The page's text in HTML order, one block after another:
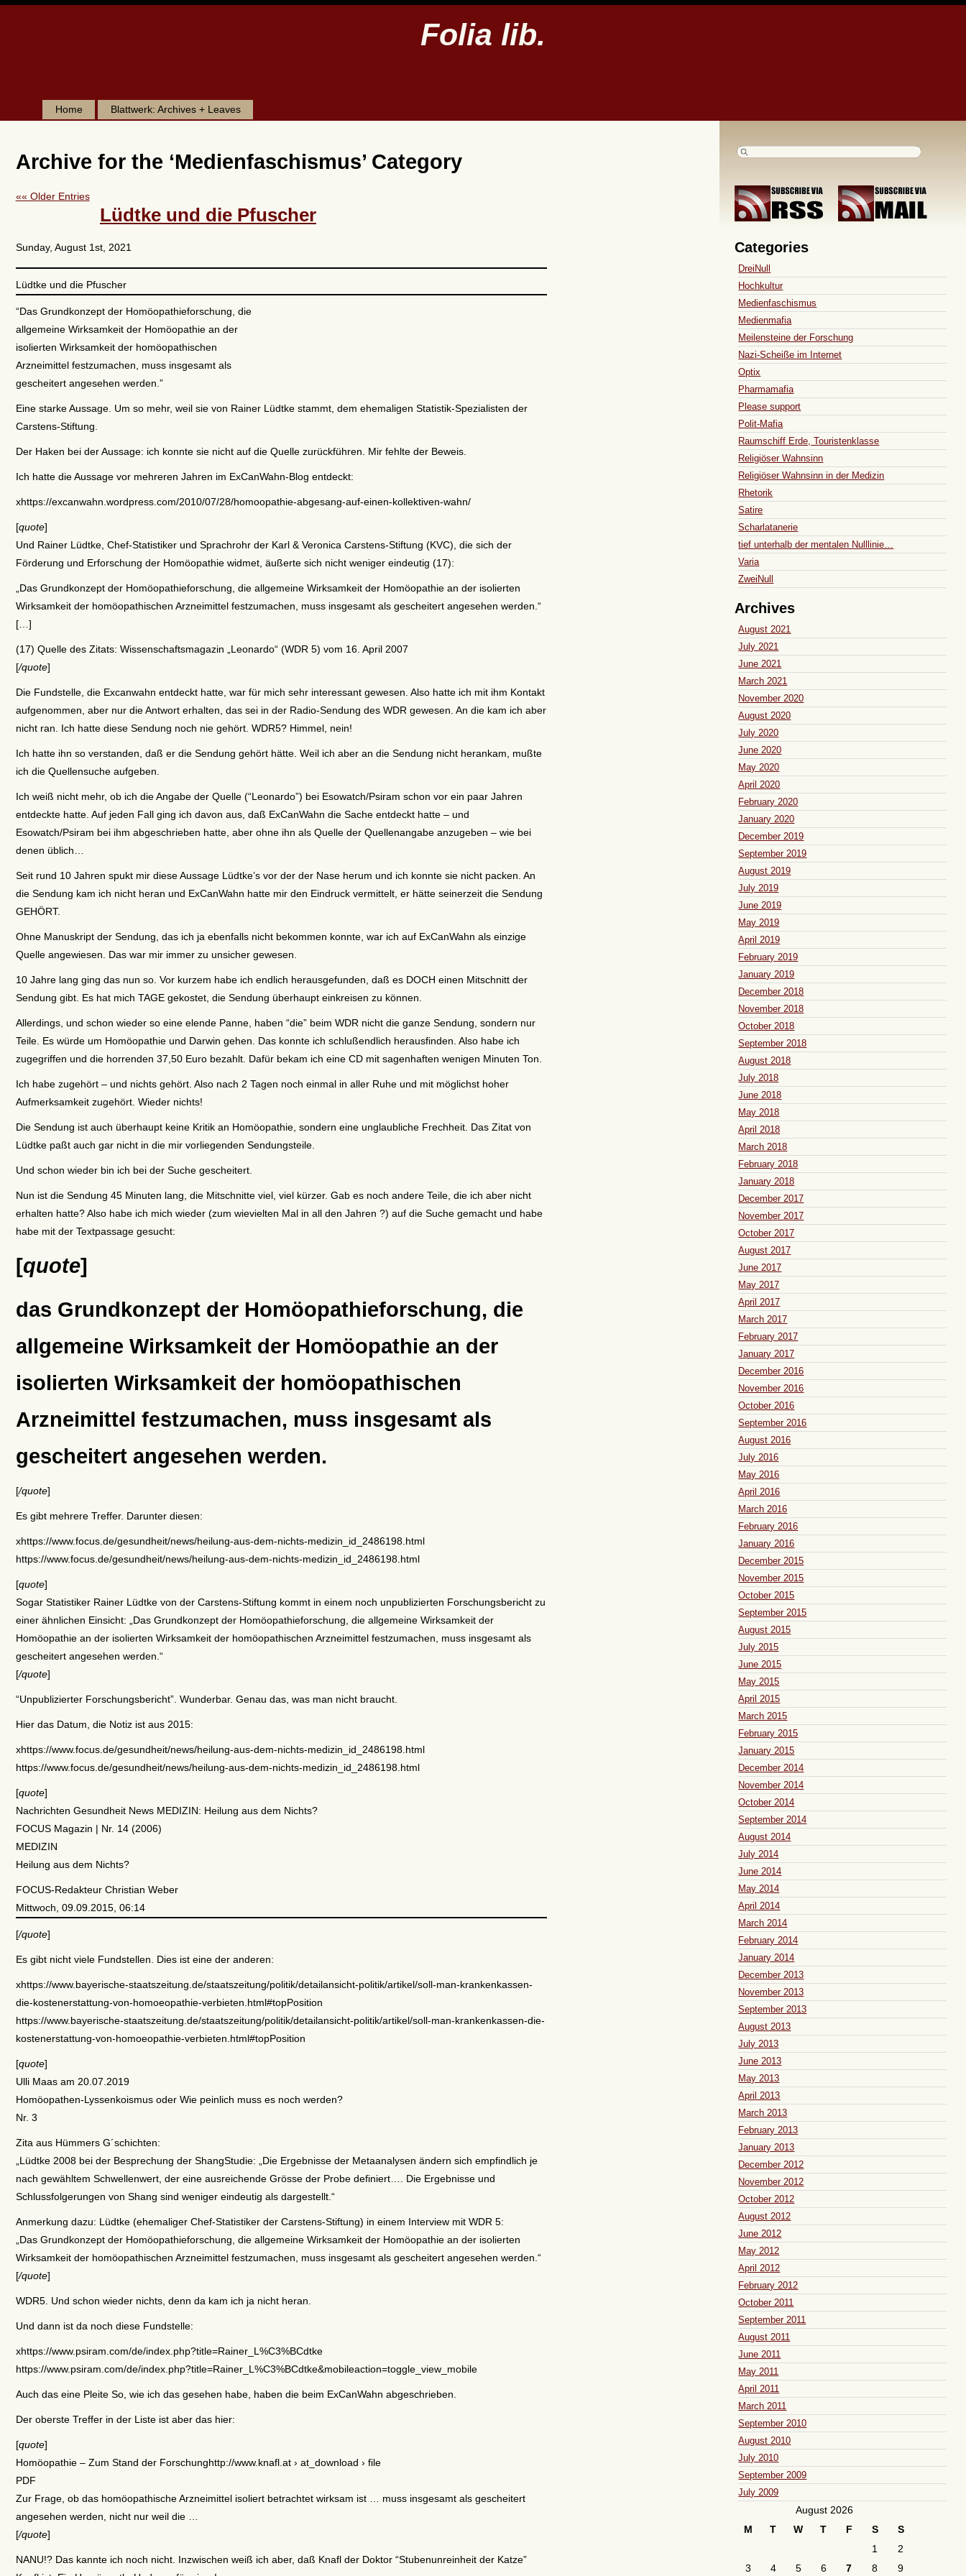
Folia lib.
Home Blattwerk: Archives + Leaves
Archive for the ‘Medienfaschismus’ Category
«« Older Entries
Lüdtke und die Pfuscher
Sunday, August 1st, 2021
Lüdtke und die Pfuscher
“Das Grundkonzept der Homöopathieforschung, die
allgemeine Wirksamkeit der Homöopathie an der
isolierten Wirksamkeit der homöopathischen
Arzneimittel festzumachen, muss insgesamt als
gescheitert angesehen werden.”
Eine starke Aussage. Um so mehr, weil sie von Rainer Lüdtke stammt, dem ehemaligen Statistik-Spezialisten der
Carstens-Stiftung.
Der Haken bei der Aussage: ich konnte sie nicht auf die Quelle zurückführen. Mir fehlte der Beweis.
Ich hatte die Aussage vor mehreren Jahren im ExCanWahn-Blog entdeckt:
xhttps://excanwahn.wordpress.com/2010/07/28/homoopathie-abgesang-auf-einen-kollektiven-wahn/
[quote]
Und Rainer Lüdtke, Chef-Statistiker und Sprachrohr der Karl & Veronica Carstens-Stiftung (KVC), die sich der
Förderung und Erforschung der Homöopathie widmet, äußerte sich nicht weniger eindeutig (17):
„Das Grundkonzept der Homöopathieforschung, die allgemeine Wirksamkeit der Homöopathie an der isolierten
Wirksamkeit der homöopathischen Arzneimittel festzumachen, muss insgesamt als gescheitert angesehen werden.“
[…]
(17) Quelle des Zitats: Wissenschaftsmagazin „Leonardo“ (WDR 5) vom 16. April 2007
[/quote]
Die Fundstelle, die Excanwahn entdeckt hatte, war für mich sehr interessant gewesen. Also hatte ich mit ihm Kontakt
aufgenommen, aber nur die Antwort erhalten, das sei in der Radio-Sendung des WDR gewesen. An die kam ich aber
nicht ran. Ich hatte diese Sendung noch nie gehört. WDR5? Himmel, nein!
Ich hatte ihn so verstanden, daß er die Sendung gehört hätte. Weil ich aber an die Sendung nicht herankam, mußte
ich die Quellensuche aufgeben.
Ich weiß nicht mehr, ob ich die Angabe der Quelle (“Leonardo”) bei Esowatch/Psiram schon vor ein paar Jahren
entdeckte hatte. Auf jeden Fall ging ich davon aus, daß ExCanWahn die Sache entdeckt hatte – und
Esowatch/Psiram bei ihm abgeschrieben hatte, aber ohne ihn als Quelle der Quellenangabe anzugeben – wie bei
denen üblich…
Seit rund 10 Jahren spukt mir diese Aussage Lüdtke’s vor der der Nase herum und ich konnte sie nicht packen. An
die Sendung kam ich nicht heran und ExCanWahn hatte mir den Eindruck vermittelt, er hätte seinerzeit die Sendung
GEHÖRT.
Ohne Manuskript der Sendung, das ich ja ebenfalls nicht bekommen konnte, war ich auf ExCanWahn als einzige
Quelle angewiesen. Das war mir immer zu unsicher gewesen.
10 Jahre lang ging das nun so. Vor kurzem habe ich endlich herausgefunden, daß es DOCH einen Mitschnitt der
Sendung gibt. Es hat mich TAGE gekostet, die Sendung überhaupt einkreisen zu können.
Allerdings, und schon wieder so eine elende Panne, haben “die” beim WDR nicht die ganze Sendung, sondern nur
Teile. Es würde um Homöopathie und Darwin gehen. Das konnte ich schlußendlich herausfinden. Also habe ich
zugegriffen und die horrenden 37,50 Euro bezahlt. Dafür bekam ich eine CD mit sagenhaften wenigen Minuten Ton.
Ich habe zugehört – und nichts gehört. Also nach 2 Tagen noch einmal in aller Ruhe und mit möglichst hoher
Aufmerksamkeit zugehört. Wieder nichts!
Die Sendung ist auch überhaupt keine Kritik an Homöopathie, sondern eine unglaubliche Frechheit. Das Zitat von
Lüdtke paßt auch gar nicht in die mir vorliegenden Sendungsteile.
Und schon wieder bin ich bei der Suche gescheitert.
Nun ist die Sendung 45 Minuten lang, die Mitschnitte viel, viel kürzer. Gab es noch andere Teile, die ich aber nicht
erhalten hatte? Also habe ich mich wieder (zum wievielten Mal in all den Jahren ?) auf die Suche gemacht und habe
habe mit der Textpassage gesucht:
[quote]
das Grundkonzept der Homöopathieforschung, die
allgemeine Wirksamkeit der Homöopathie an der
isolierten Wirksamkeit der homöopathischen
Arzneimittel festzumachen, muss insgesamt als
gescheitert angesehen werden.
[/quote]
Es gibt mehrere Treffer. Darunter diesen:
xhttps://www.focus.de/gesundheit/news/heilung-aus-dem-nichts-medizin_id_2486198.html
https://www.focus.de/gesundheit/news/heilung-aus-dem-nichts-medizin_id_2486198.html
[quote]
Sogar Statistiker Rainer Lüdtke von der Carstens-Stiftung kommt in einem noch unpublizierten Forschungsbericht zu
einer ähnlichen Einsicht: „Das Grundkonzept der Homöopathieforschung, die allgemeine Wirksamkeit der
Homöopathie an der isolierten Wirksamkeit der homöopathischen Arzneimittel festzumachen, muss insgesamt als
gescheitert angesehen werden.“
[/quote]
“Unpublizierter Forschungsbericht”. Wunderbar. Genau das, was man nicht braucht.
Hier das Datum, die Notiz ist aus 2015:
xhttps://www.focus.de/gesundheit/news/heilung-aus-dem-nichts-medizin_id_2486198.html
https://www.focus.de/gesundheit/news/heilung-aus-dem-nichts-medizin_id_2486198.html
[quote]
Nachrichten Gesundheit News MEDIZIN: Heilung aus dem Nichts?
FOCUS Magazin | Nr. 14 (2006)
MEDIZIN
Heilung aus dem Nichts?
FOCUS-Redakteur Christian Weber
Mittwoch, 09.09.2015, 06:14
[/quote]
Es gibt nicht viele Fundstellen. Dies ist eine der anderen:
xhttps://www.bayerische-staatszeitung.de/staatszeitung/politik/detailansicht-politik/artikel/soll-man-krankenkassen-
die-kostenerstattung-von-homoeopathie-verbieten.html#topPosition
https://www.bayerische-staatszeitung.de/staatszeitung/politik/detailansicht-politik/artikel/soll-man-krankenkassen-die-
kostenerstattung-von-homoeopathie-verbieten.html#topPosition
[quote]
Ulli Maas am 20.07.2019
Homöopathen-Lyssenkoismus oder Wie peinlich muss es noch werden?
Nr. 3
Zita aus Hümmers G´schichten:
„Lüdtke 2008 bei der Besprechung der ShangStudie: „Die Ergebnisse der Metaanalysen ändern sich empfindlich je
nach gewähltem Schwellenwert, der eine ausreichende Grösse der Probe definiert…. Die Ergebnisse und
Schlussfolgerungen von Shang sind weniger eindeutig als dargestellt.“
Anmerkung dazu: Lüdtke (ehemaliger Chef-Statistiker der Carstens-Stiftung) in einem Interview mit WDR 5:
„Das Grundkonzept der Homöopathieforschung, die allgemeine Wirksamkeit der Homöopathie an der isolierten
Wirksamkeit der homöopathischen Arzneimittel festzumachen, muss insgesamt als gescheitert angesehen werden.“
[/quote]
WDR5. Und schon wieder nichts, denn da kam ich ja nicht heran.
Und dann ist da noch diese Fundstelle:
xhttps://www.psiram.com/de/index.php?title=Rainer_L%C3%BCdtke
https://www.psiram.com/de/index.php?title=Rainer_L%C3%BCdtke&mobileaction=toggle_view_mobile
Auch das eine Pleite So, wie ich das gesehen habe, haben die beim ExCanWahn abgeschrieben.
Der oberste Treffer in der Liste ist aber das hier:
[quote]
Homöopathie – Zum Stand der Forschunghttp://www.knafl.at › at_download › file
PDF
Zur Frage, ob das homöopathische Arzneimittel isoliert betrachtet wirksam ist … muss insgesamt als gescheitert
angesehen werden, nicht nur weil die …
[/quote]
NANU!? Das kannte ich noch nicht. Inzwischen weiß ich aber, daß Knafl der Doktor “Stubenunreinheit der Katze”
Categories
DreiNull
Hochkultur
Medienfaschismus
Medienmafia
Meilensteine der Forschung
Nazi-Scheiße im Internet
Optix
Pharmamafia
Please support
Polit-Mafia
Raumschiff Erde, Touristenklasse
Religiöser Wahnsinn
Religiöser Wahnsinn in der Medizin
Rhetorik
Satire
Scharlatanerie
tief unterhalb der mentalen Nulllinie…
Varia
ZweiNull
Archives
August 2021
July 2021
June 2021
March 2021
November 2020
August 2020
July 2020
June 2020
May 2020
April 2020
February 2020
January 2020
December 2019
September 2019
August 2019
July 2019
June 2019
May 2019
April 2019
February 2019
January 2019
December 2018
November 2018
October 2018
September 2018
August 2018
July 2018
June 2018
May 2018
April 2018
March 2018
February 2018
January 2018
December 2017
November 2017
October 2017
August 2017
June 2017
May 2017
April 2017
March 2017
February 2017
January 2017
December 2016
November 2016
October 2016
September 2016
August 2016
July 2016
May 2016
April 2016
March 2016
February 2016
January 2016
December 2015
November 2015
October 2015
September 2015
August 2015
July 2015
June 2015
May 2015
April 2015
March 2015
February 2015
January 2015
December 2014
November 2014
October 2014
September 2014
August 2014
July 2014
June 2014
May 2014
April 2014
March 2014
February 2014
January 2014
December 2013
November 2013
September 2013
August 2013
July 2013
June 2013
May 2013
April 2013
March 2013
February 2013
January 2013
December 2012
November 2012
October 2012
August 2012
June 2012
May 2012
April 2012
February 2012
October 2011
September 2011
August 2011
June 2011
May 2011
April 2011
March 2011
September 2010
August 2010
July 2010
September 2009
July 2009
August 2026
M
T W T F S
S
1
2
3
4 5 6 7 8 9